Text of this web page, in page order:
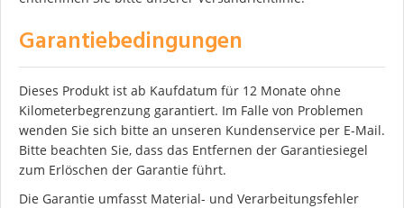
Garantiebedingungen
Dieses Produkt ist ab Kaufdatum für 12 Monate ohne
Kilometerbegrenzung garantiert. Im Falle von Problemen
wenden Sie sich bitte an unseren Kundenservice per E-Mail.
Bitte beachten Sie, dass das Entfernen der Garantiesiegel
zum Erlöschen der Garantie führt.
Die Garantie umfasst Material- und Verarbeitungsfehler